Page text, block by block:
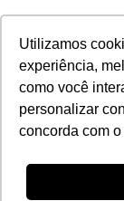
Utilizamos
experiência,
como você
personalizar
concorda com
Cera-